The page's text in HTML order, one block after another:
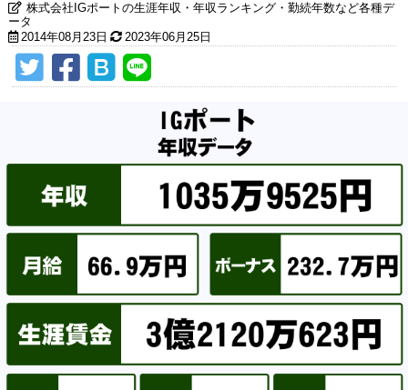
株式会社IGポートの生涯年収・年収ランキング・勤続年数など各種デ
ータ
2014年08月23日
2023年06月25日